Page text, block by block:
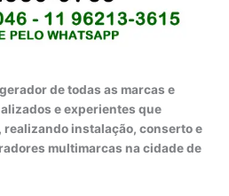
de todas as marcas e
e experientes que
instalação, conserto e
multimarcas na cidade de